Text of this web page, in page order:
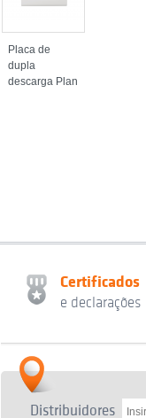
Placa de
dupla
descarga Plan
Certificados
e declarações
Distribuidores